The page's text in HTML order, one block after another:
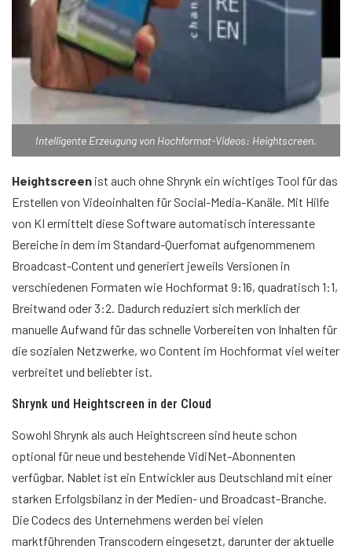
Intelligente Erzeugung von Hochformat-Videos: Heightscreen.
Heightscreen ist auch ohne Shrynk ein wichtiges Tool für das
Erstellen von Videoinhalten für Social-Media-Kanäle. Mit Hilfe
von KI ermittelt diese Software automatisch interessante
Bereiche in dem im Standard-Querfomat aufgenommenem
Broadcast-Content und generiert jeweils Versionen in
verschiedenen Formaten wie Hochformat 9:16, quadratisch 1:1,
Breitwand oder 3:2. Dadurch reduziert sich merklich der
manuelle Aufwand für das schnelle Vorbereiten von Inhalten für
die sozialen Netzwerke, wo Content im Hochformat viel weiter
verbreitet und beliebter ist.
Shrynk und Heightscreen in der Cloud
Sowohl Shrynk als auch Heightscreen sind heute schon
optional für neue und bestehende VidiNet-Abonnenten
verfügbar. Nablet ist ein Entwickler aus Deutschland mit einer
starken Erfolgsbilanz in der Medien- und Broadcast-Branche.
Die Codecs des Unternehmens werden bei vielen
marktführenden Transcodern eingesetzt, darunter der aktuelle